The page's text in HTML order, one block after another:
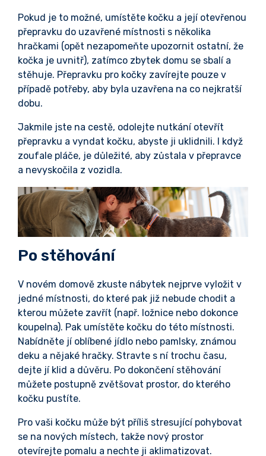
Pokud je to možné, umístěte kočku a její otevřenou
přepravku do uzavřené místnosti s několika
hračkami (opět nezapomeňte upozornit ostatní, že
kočka je uvnitř), zatímco zbytek domu se sbalí a
stěhuje. Přepravku pro kočky zavírejte pouze v
případě potřeby, aby byla uzavřena na co nejkratší
dobu.
Jakmile jste na cestě, odolejte nutkání otevřít
přepravku a vyndat kočku, abyste ji uklidnili. I když
zoufale pláče, je důležité, aby zůstala v přepravce
a nevyskočila z vozidla.
Po stěhování
V novém domově zkuste nábytek nejprve vyložit v
jedné místnosti, do které pak již nebude chodit a
kterou můžete zavřít (např. ložnice nebo dokonce
koupelna). Pak umístěte kočku do této místnosti.
Nabídněte jí oblíbené jídlo nebo pamlsky, známou
deku a nějaké hračky. Stravte s ní trochu času,
dejte jí klid a důvěru. Po dokončení stěhování
můžete postupně zvětšovat prostor, do kterého
kočku pustíte.
Pro vaši kočku může být příliš stresující pohybovat
se na nových místech, takže nový prostor
otevírejte pomalu a nechte ji aklimatizovat.